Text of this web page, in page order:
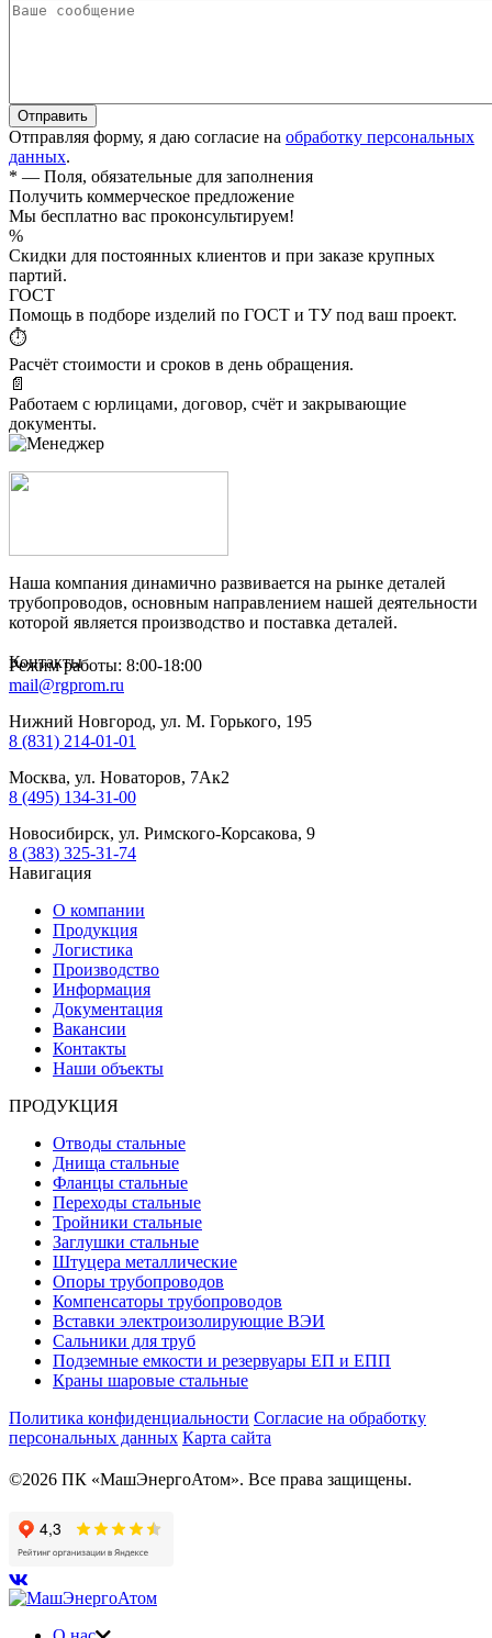
Отправляя форму, я даю согласие на обработку персональных
данных.
* — Поля, обязательные для заполнения
Получить коммерческое предложение
Мы бесплатно вас проконсультируем!
%
Скидки для постоянных клиентов и при заказе крупных
партий.
ГОСТ
Помощь в подборе изделий по ГОСТ и ТУ под ваш проект.
⏱
Расчёт стоимости и сроков в день обращения.
📄
Работаем с юрлицами, договор, счёт и закрывающие
документы.
Наша компания динамично развивается на рынке деталей
трубопроводов, основным направлением нашей деятельности
которой является производство и поставка деталей.
Контакты
Режим работы: 8:00-18:00
mail@rgprom.ru
Нижний Новгород, ул. М. Горького, 195
8 (831) 214-01-01
Москва, ул. Новаторов, 7Ак2
8 (495) 134-31-00
Новосибирск, ул. Римского-Корсакова, 9
8 (383) 325-31-74
Навигация
О компании
Продукция
Логистика
Производство
Информация
Документация
Вакансии
Контакты
Наши объекты
ПРОДУКЦИЯ
Отводы стальные
Днища стальные
Фланцы стальные
Переходы стальные
Тройники стальные
Заглушки стальные
Штуцера металлические
Опоры трубопроводов
Компенсаторы трубопроводов
Вставки электроизолирующие ВЭИ
Сальники для труб
Подземные емкости и резервуары ЕП и ЕПП
Краны шаровые стальные
Политика конфиденциальности Согласие на обработку
персональных данных Карта сайта
©2026 ПК «МашЭнергоАтом». Все права защищены.